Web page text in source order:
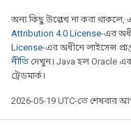
অন্য কিছু উল্লেখ না করা থাকলে,
Attribution 4.0 License-এর
License-এর অধীনে লাইসেন্স
নীতি দেখুন। Java হল Oracle
ট্রেডমার্ক।
2026-05-19 UTC-তে শেষবার